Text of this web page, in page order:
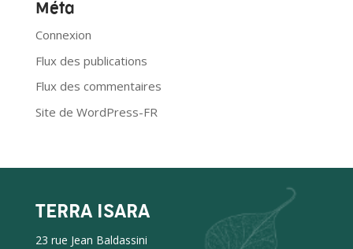
Méta
Connexion
Flux des publications
Flux des commentaires
Site de WordPress-FR
TERRA ISARA
23 rue Jean Baldassini